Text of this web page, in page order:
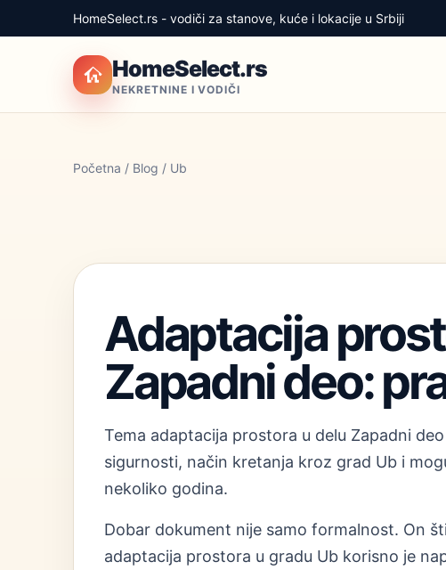
HomeSelect.rs - vodiči za stanove, kuće i lokacije u Srbiji
HomeSelect.rs
NEKRETNINE I VODIČI
Početna / Blog / Ub
Adaptacija
Zapadni deo:
Tema adaptacija prostora u delu Zapadni
sigurnosti, način kretanja kroz grad Ub i
nekoliko godina.
Dobar dokument nije samo formalnost. On
adaptacija prostora u gradu Ub korisno je